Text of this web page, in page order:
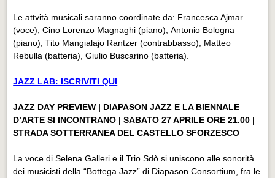
Le attvità musicali saranno coordinate da: Francesca Ajmar
(voce), Cino Lorenzo Magnaghi (piano), Antonio Bologna
(piano), Tito Mangialajo Rantzer (contrabbasso), Matteo
Rebulla (batteria), Giulio Buscarino (batteria).
JAZZ LAB: ISCRIVITI QUI
JAZZ DAY PREVIEW | DIAPASON JAZZ E LA BIENNALE
D’ARTE SI INCONTRANO | SABATO 27 APRILE ORE 21.00 |
STRADA SOTTERRANEA DEL CASTELLO SFORZESCO
La voce di Selena Galleri e il Trio Sdò si uniscono alle sonorità
dei musicisti della “Bottega Jazz” di Diapason Consortium, fra le